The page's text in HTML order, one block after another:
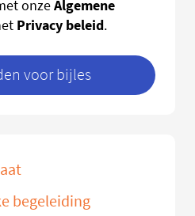
onzeAlgemene
Privacy beleid.
voor bijles
begeleiding